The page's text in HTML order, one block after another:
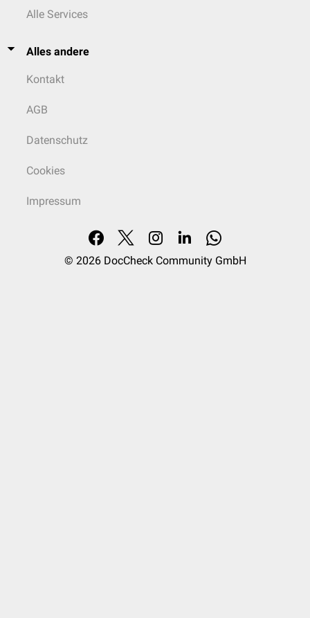
Alle Services
Alles andere
Kontakt
AGB
Datenschutz
Cookies
Impressum
© 2026 DocCheck Community GmbH